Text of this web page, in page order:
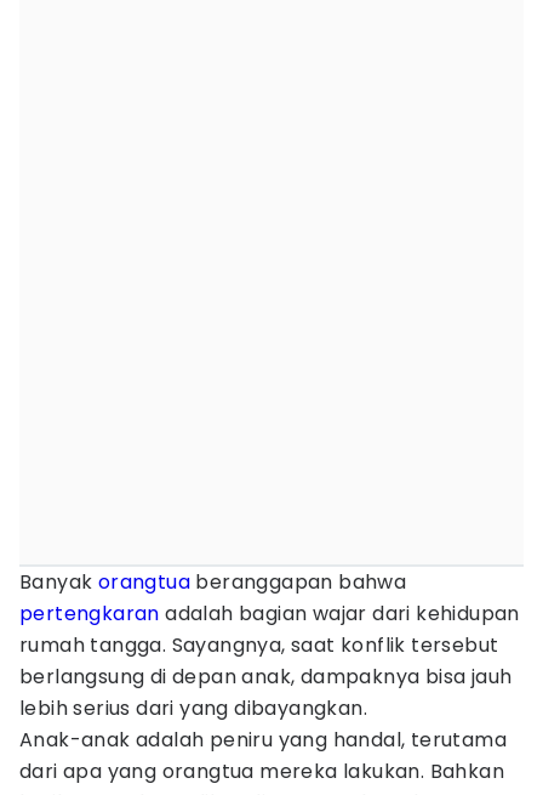
Banyak orangtua beranggapan bahwa
pertengkaran adalah bagian wajar dari kehidupan
rumah tangga. Sayangnya, saat konflik tersebut
berlangsung di depan anak, dampaknya bisa jauh
lebih serius dari yang dibayangkan.
Anak-anak adalah peniru yang handal, terutama
dari apa yang orangtua mereka lakukan. Bahkan